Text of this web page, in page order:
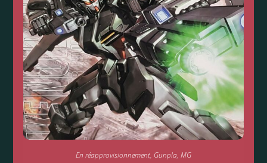
En réapprovisionnement, Gunpla, MG